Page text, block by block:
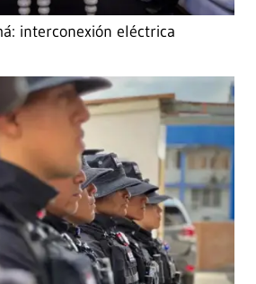
interconexión eléctrica